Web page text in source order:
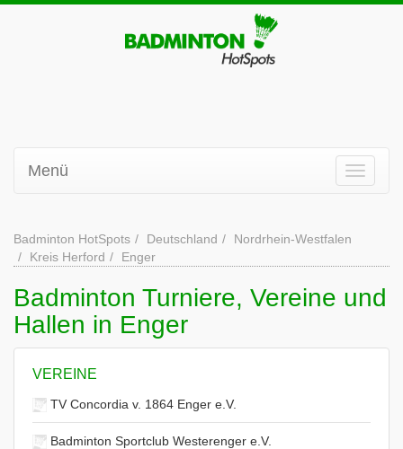
Menü
Badminton HotSpots Deutschland
Nordrhein-Westfalen
Kreis Herford
Enger
Badminton Turniere, Vereine und
Hallen in Enger
VEREINE
TV Concordia v. 1864 Enger e.V.
Badminton Sportclub Westerenger e.V.